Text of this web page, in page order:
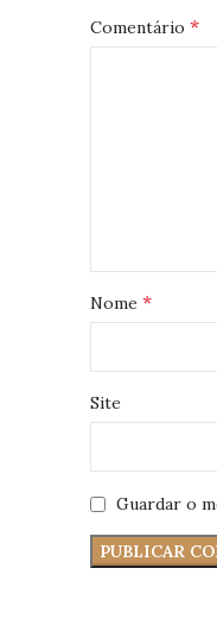
Comentário *
Nome *
Site
Guardar o